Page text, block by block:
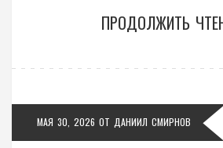
ПРОДОЛЖИТЬ
МАЯ 30, 2026 ОТ ДАНИИЛ СМИРНОВ